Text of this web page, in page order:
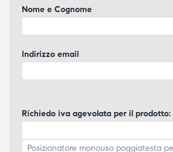
Nome e Cognome
Indirizzo email
Richiedo iva agevolata per il prodotto: